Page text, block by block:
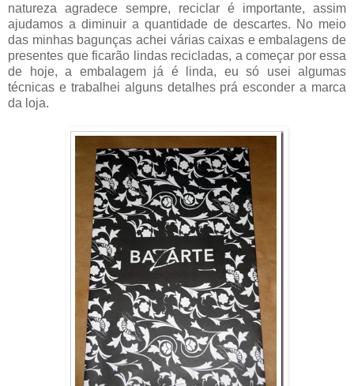
natureza agradece sempre, reciclar é importante, assim
ajudamos a diminuir a quantidade de descartes. No meio
das minhas bagunças achei várias caixas e embalagens de
presentes que ficarão lindas recicladas, a começar por essa
de hoje, a embalagem já é linda, eu só usei algumas
técnicas e trabalhei alguns detalhes prá esconder a marca
da loja.